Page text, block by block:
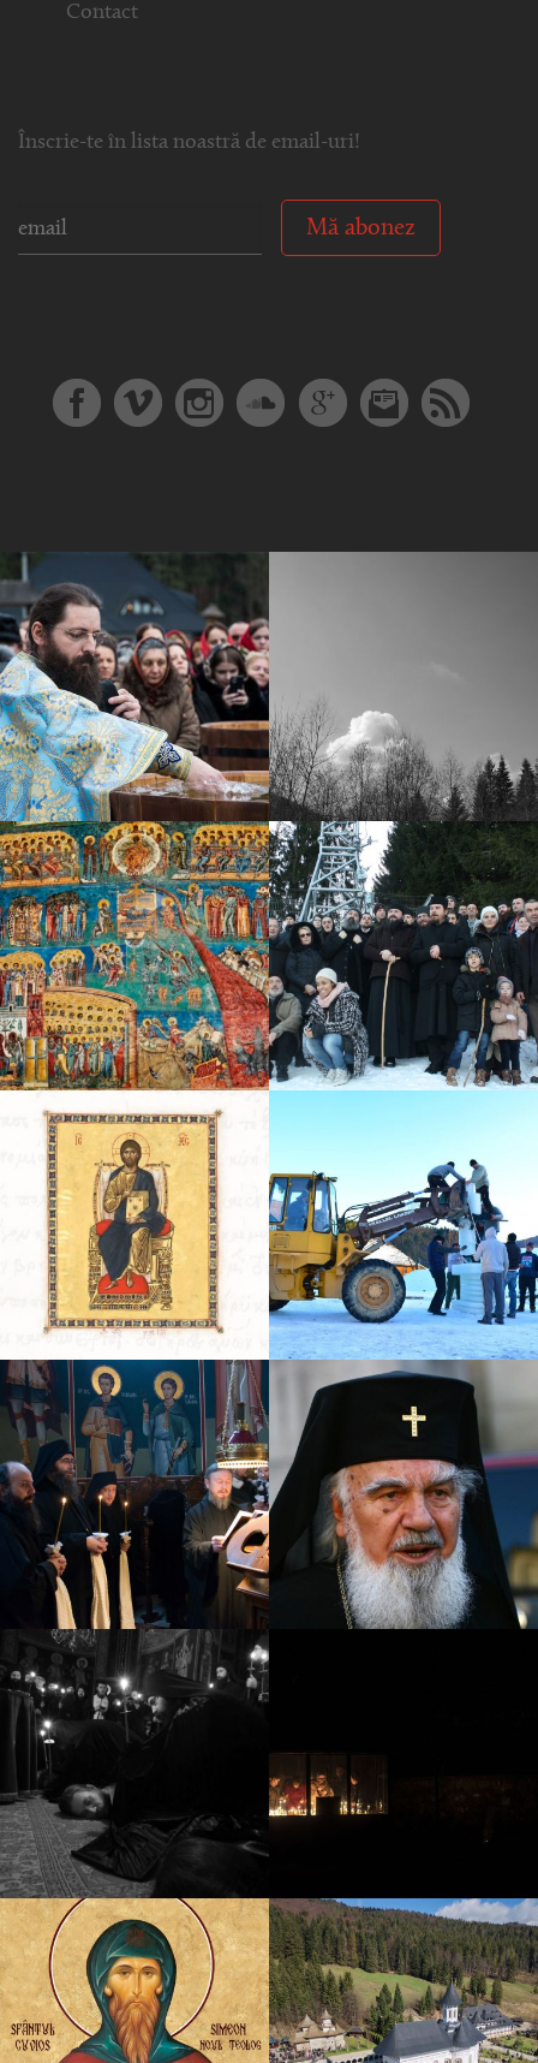
Contact
Înscrie-te în lista noastră de email-uri!
Mă abonez